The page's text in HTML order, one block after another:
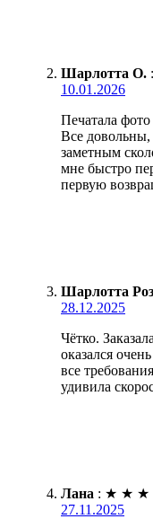
Шарлотта О. :
10.01.2026
Печатала
Все
заметным
мне быстро
первую
Шарлотта
28.12.2025
Чётко.
оказался
все
удивила
Лана : ★ ★ ★
27.11.2025